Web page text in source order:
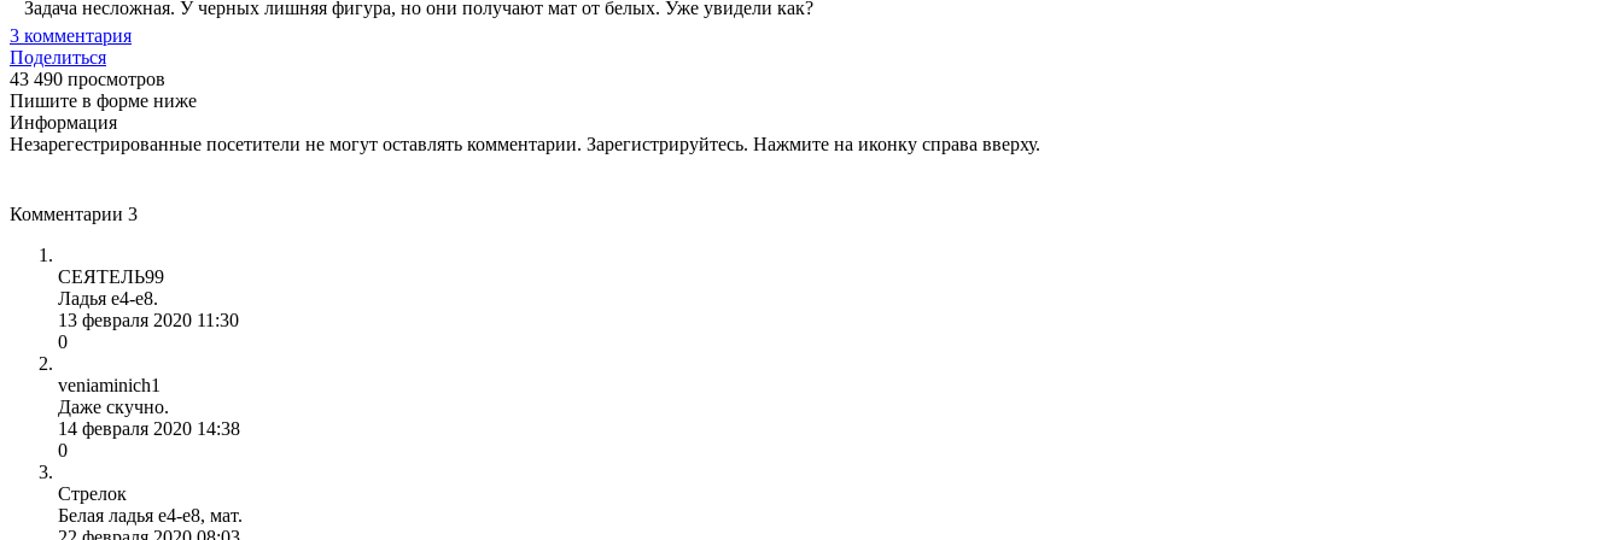
Задача несложная. У черных лишняя фигура, но они получают мат от белых. Уже увидели как?
3 комментария
Поделиться
43 490 просмотров
Пишите в форме ниже
Информация
Незарегестрированные посетители не могут оставлять комментарии. Зарегистрируйтесь. Нажмите на иконку справа вверху.
Комментарии 3
СЕЯТЕЛЬ99
Ладья е4-е8.
13 февраля 2020 11:30
0
veniaminich1
Даже скучно.
14 февраля 2020 14:38
0
Стрелок
Белая ладья е4-е8, мат.